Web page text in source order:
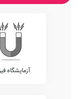
آزمایشگاه